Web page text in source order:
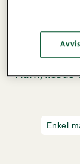
Flarn, kebab
Enkel